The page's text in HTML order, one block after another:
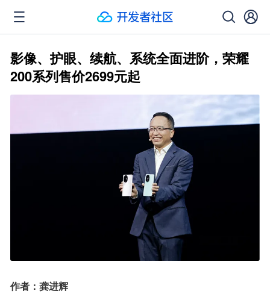
影像、护眼、续航、系统全面进阶，荣耀
200系列售价2699元起
作者：龚进辉